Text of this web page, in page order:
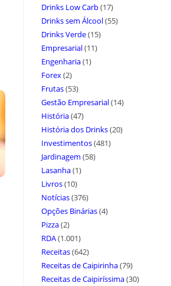
Drinks Low Carb(17)
Drinks sem Álcool(55)
Drinks Verde(15)
Empresarial(11)
Engenharia(1)
Forex(2)
Frutas(53)
Gestão Empresarial(14)
História(47)
História dos Drinks(20)
Investimentos(481)
Jardinagem (58)
Lasanha(1)
Livros(10)
Notícias(376)
Opções Binárias(4)
Pizza(2)
RDA(1.001)
Receitas(642)
Receitas de Caipirinha(79)
Receitas de Caipiríssima(30)